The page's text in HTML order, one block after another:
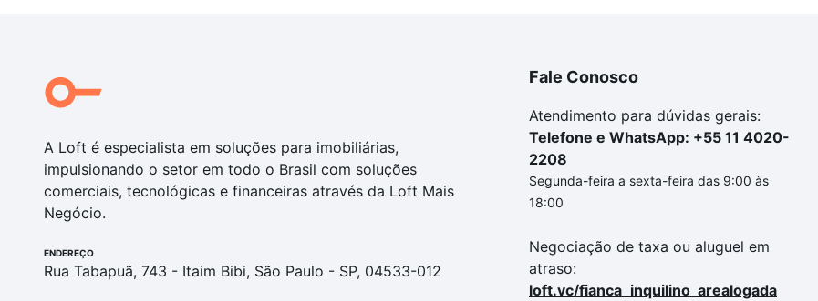
A Loft é especialista em soluções para imobiliárias,
impulsionando o setor em todo o Brasil com soluções
comerciais, tecnológicas e financeiras através da Loft Mais
Negócio.
ENDEREÇO
Rua Tabapuã, 743 - Itaim Bibi, São Paulo - SP, 04533-012
Fale Conosco
Atendimento para dúvidas gerais:
Telefone e WhatsApp: +55 11 4020-
2208
Segunda-feira a sexta-feira das 9:00 às
18:00
Negociação de taxa ou aluguel em
atraso:
loft.vc/fianca_inquilino_arealogada